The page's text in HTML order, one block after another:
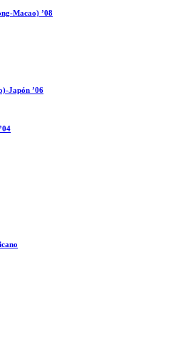
Macao) ’08
Japón ’06